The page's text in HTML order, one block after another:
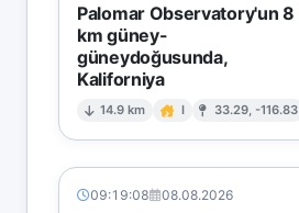
Palomar Observatory'un 8
km güney-
güneydoğusunda,
Kaliforniya
14.9 km I 33.29, -116.83
09:19:08 08.08.2026